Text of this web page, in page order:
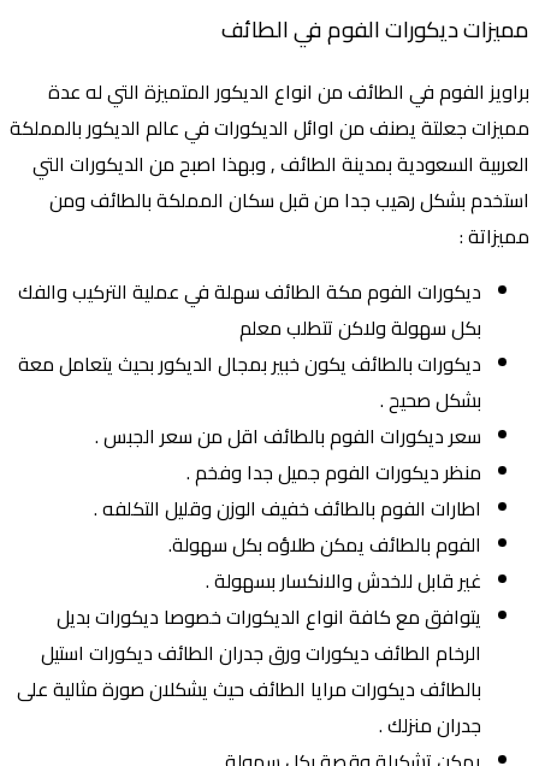
مميزات ديكورات الفوم في الطائف
براويز الفوم في الطائف من انواع الديكور المتميزة التي له عدة
مميزات جعلتة يصنف من اوائل الديكورات في عالم الديكور بالمملكة
العربية السعودية بمدينة الطائف , وبهذا اصبح من الديكورات التي
استخدم بشكل رهيب جدا من قبل سكان المملكة بالطائف ومن
مميزاتة :
ديكورات الفوم مكة الطائف سهلة في عملية التركيب والفك
بكل سهولة ولاكن تتطلب معلم
ديكورات بالطائف يكون خبير بمجال الديكور بحيث يتعامل معة
بشكل صحيح .
سعر ديكورات الفوم بالطائف اقل من سعر الجبس .
منظر ديكورات الفوم جميل جدا وفخم .
اطارات الفوم بالطائف خفيف الوزن وقليل التكلفه .
الفوم بالطائف يمكن طلاؤه بكل سهولة.
غير قابل للخدش والانكسار بسهولة .
يتوافق مع كافة انواع الديكورات خصوصا ديكورات بديل
الرخام الطائف ديكورات ورق جدران الطائف ديكورات استيل
بالطائف ديكورات مرايا الطائف حيث يشكلان صورة مثالية على
جدران منزلك .